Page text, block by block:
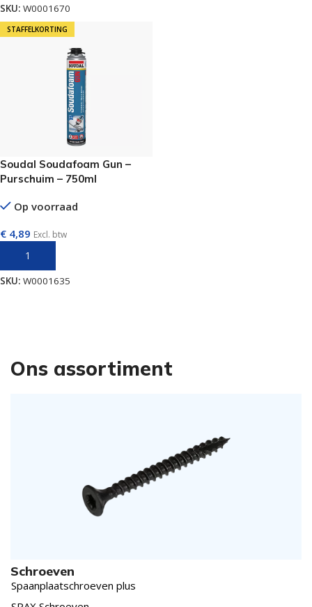
SKU: W0001670
STAFFELKORTING
Soudal Soudafoam Gun –
Purschuim – 750ml
Op voorraad
€ 4,89 Excl. btw
SKU: W0001635
Ons assortiment
Schroeven
Spaanplaatschroeven plus